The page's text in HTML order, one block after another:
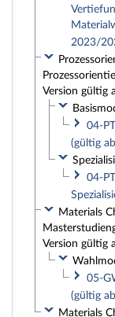
2023/
Version gültig
04-
(gültig
04-
Materials
Version gültig
05-
(gültig
Materials